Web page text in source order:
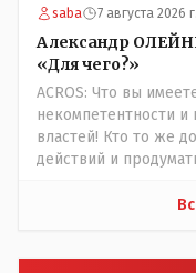
saba 7 августа 2026
Александр
«Для чего?»
ACROS: Что вы
некомпетентности
властей! Кто то же
действий и
центре либо кто то